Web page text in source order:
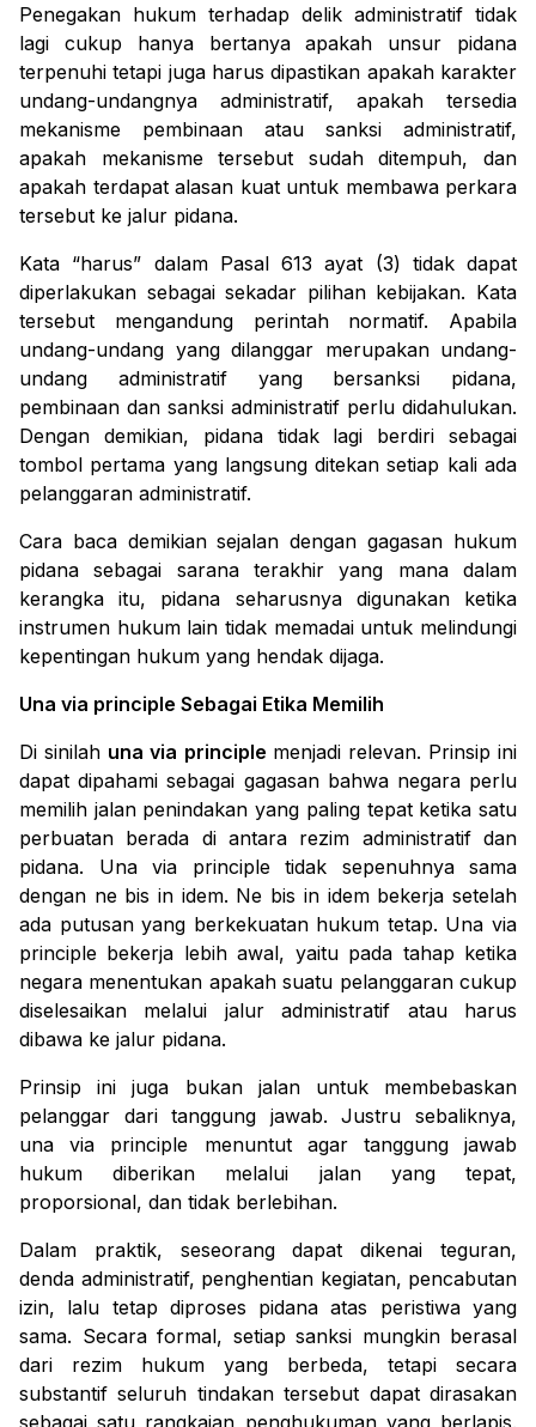
Penegakan hukum terhadap delik administratif tidak
lagi cukup hanya bertanya apakah unsur pidana
terpenuhi tetapi juga harus dipastikan apakah karakter
undang-undangnya administratif, apakah tersedia
mekanisme pembinaan atau sanksi administratif,
apakah mekanisme tersebut sudah ditempuh, dan
apakah terdapat alasan kuat untuk membawa perkara
tersebut ke jalur pidana.
Kata “harus” dalam Pasal 613 ayat (3) tidak dapat
diperlakukan sebagai sekadar pilihan kebijakan. Kata
tersebut mengandung perintah normatif. Apabila
undang-undang yang dilanggar merupakan undang-
undang administratif yang bersanksi pidana,
pembinaan dan sanksi administratif perlu didahulukan.
Dengan demikian, pidana tidak lagi berdiri sebagai
tombol pertama yang langsung ditekan setiap kali ada
pelanggaran administratif.
Cara baca demikian sejalan dengan gagasan hukum
pidana sebagai sarana terakhir yang mana dalam
kerangka itu, pidana seharusnya digunakan ketika
instrumen hukum lain tidak memadai untuk melindungi
kepentingan hukum yang hendak dijaga.
Una via principle Sebagai Etika Memilih
Di sinilah una via principle menjadi relevan. Prinsip ini
dapat dipahami sebagai gagasan bahwa negara perlu
memilih jalan penindakan yang paling tepat ketika satu
perbuatan berada di antara rezim administratif dan
pidana. Una via principle tidak sepenuhnya sama
dengan ne bis in idem. Ne bis in idem bekerja setelah
ada putusan yang berkekuatan hukum tetap. Una via
principle bekerja lebih awal, yaitu pada tahap ketika
negara menentukan apakah suatu pelanggaran cukup
diselesaikan melalui jalur administratif atau harus
dibawa ke jalur pidana.
Prinsip ini juga bukan jalan untuk membebaskan
pelanggar dari tanggung jawab. Justru sebaliknya,
una via principle menuntut agar tanggung jawab
hukum diberikan melalui jalan yang tepat,
proporsional, dan tidak berlebihan.
Dalam praktik, seseorang dapat dikenai teguran,
denda administratif, penghentian kegiatan, pencabutan
izin, lalu tetap diproses pidana atas peristiwa yang
sama. Secara formal, setiap sanksi mungkin berasal
dari rezim hukum yang berbeda, tetapi secara
substantif seluruh tindakan tersebut dapat dirasakan